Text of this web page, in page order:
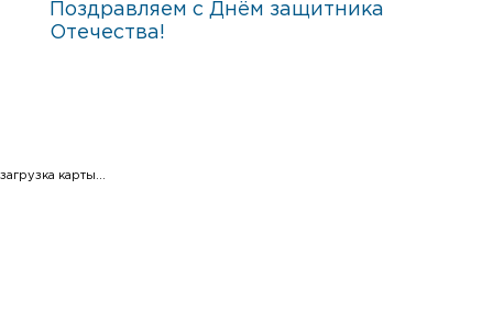
Поздравляем с Днём защитника
Отечества!
загрузка карты...